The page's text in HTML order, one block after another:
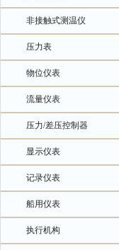
非接触式测温仪
压力表
物位仪表
流量仪表
压力/差压控制器
显示仪表
记录仪表
船用仪表
执行机构